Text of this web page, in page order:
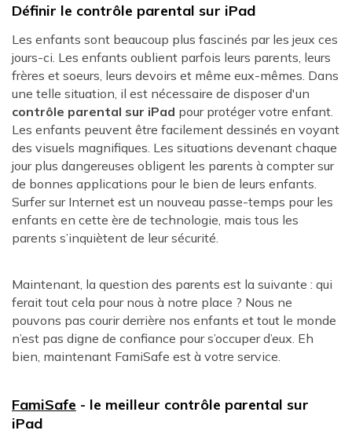
Définir le contrôle parental sur iPad
Les enfants sont beaucoup plus fascinés par les jeux ces
jours-ci. Les enfants oublient parfois leurs parents, leurs
frères et soeurs, leurs devoirs et même eux-mêmes. Dans
une telle situation, il est nécessaire de disposer d'un
contrôle parental sur iPad pour protéger votre enfant.
Les enfants peuvent être facilement dessinés en voyant
des visuels magnifiques. Les situations devenant chaque
jour plus dangereuses obligent les parents à compter sur
de bonnes applications pour le bien de leurs enfants.
Surfer sur Internet est un nouveau passe-temps pour les
enfants en cette ère de technologie, mais tous les
parents s’inquiètent de leur sécurité.
Maintenant, la question des parents est la suivante : qui
ferait tout cela pour nous à notre place ? Nous ne
pouvons pas courir derrière nos enfants et tout le monde
n’est pas digne de confiance pour s’occuper d’eux. Eh
bien, maintenant FamiSafe est à votre service.
FamiSafe - le meilleur contrôle parental sur
iPad